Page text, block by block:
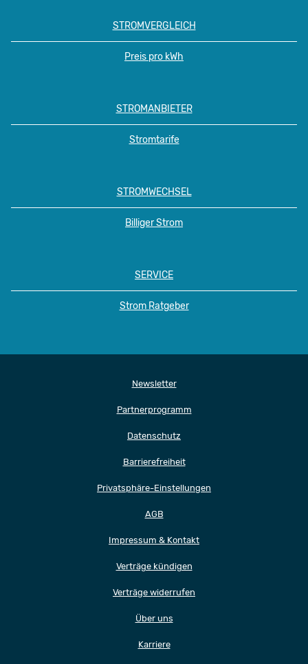
STROMVERGLEICH
Preis pro kWh
STROMANBIETER
Stromtarife
STROMWECHSEL
Billiger Strom
SERVICE
Strom Ratgeber
Newsletter
Partnerprogramm
Datenschutz
Barrierefreiheit
Privatsphäre-Einstellungen
AGB
Impressum & Kontakt
Verträge kündigen
Verträge widerrufen
Über uns
Karriere